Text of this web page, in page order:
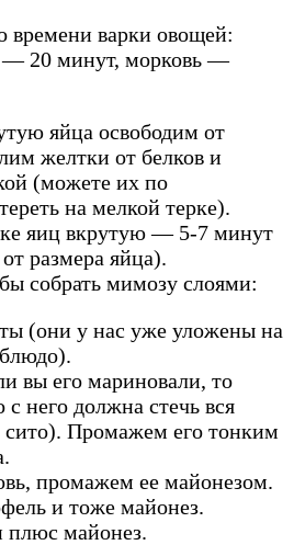
времени варки овощей:
— 20 минут, морковь —
яйца освободим от
желтки от белков и
(можете их по
на мелкой терке).
яиц вкрутую — 5-7 минут
размера яйца).
собрать мимозу слоями:
(они у нас уже уложены на
вы его мариновали, то
с него должна стечь вся
сито). Промажем его тонким
промажем ее майонезом.
и тоже майонез.
майонез.